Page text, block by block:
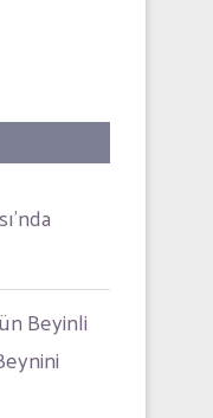
Beyinli